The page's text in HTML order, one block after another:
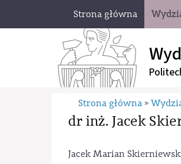
Strona główna
Strona główna »
dr inż. Jacek
Jacek Marian